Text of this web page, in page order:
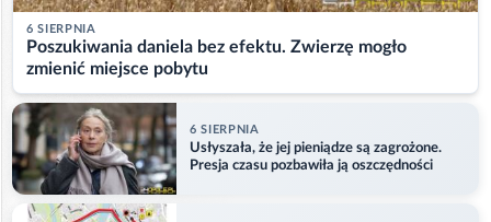
6 SIERPNIA
Poszukiwania daniela bez efektu. Zwierzę mogło
zmienić miejsce pobytu
6 SIERPNIA
Usłyszała, że jej pieniądze są zagrożone.
Presja czasu pozbawiła ją oszczędności